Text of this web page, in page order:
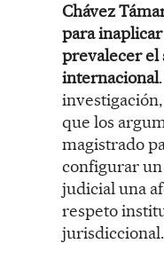
Chávez
para
prevalecer el
internacional
que los
magistrado
configurar
judicial una
respeto
jurisdiccional.